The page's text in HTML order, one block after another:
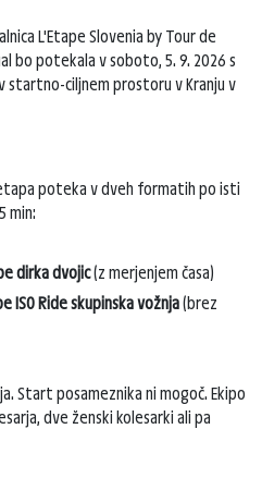
L'Etape Slovenia by Tour de
bo potekala v soboto, 5. 9. 2026 s
startno-ciljnem prostoru v Kranju v
poteka v dveh formatih po isti
min:
dirka dvojic(z merjenjem časa)
ISO Ride skupinska vožnja(brez
Start posameznika ni mogoč. Ekipo
dve ženski kolesarki ali pa